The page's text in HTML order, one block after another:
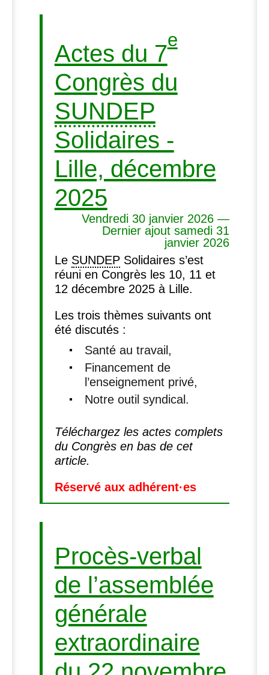
Actes du 7
e
Congrès du
SUNDEP
Solidaires -
Lille, décembre
2025
Vendredi 30 janvier 2026 —
Dernier ajout samedi 31
janvier 2026
Le SUNDEPSolidaires s’est
réuni en Congrès les 10, 11 et
12 décembre 2025 à Lille.
Les trois thèmes suivants ont
été discutés :
Santé au travail,
Financement de
l’enseignement privé,
Notre outil syndical.
Téléchargez les actes complets
du Congrès en bas de cet
article.
Réservé aux adhérent·es
Procès-verbal
de l’assemblée
générale
extraordinaire